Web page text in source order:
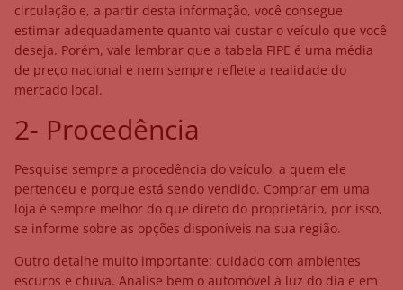
circulação e, a partir desta informação, você consegue
estimar adequadamente quanto vai custar o veículo que você
deseja. Porém, vale lembrar que a tabela FIPE é uma média
de preço nacional e nem sempre reflete a realidade do
mercado local.
2- Procedência
Pesquise sempre a procedência do veículo, a quem ele
pertenceu e porque está sendo vendido. Comprar em uma
loja é sempre melhor do que direto do proprietário, por isso,
se informe sobre as opções disponíveis na sua região.
Outro detalhe muito importante: cuidado com ambientes
escuros e chuva. Analise bem o automóvel à luz do dia e em